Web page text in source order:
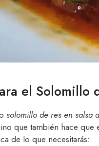
el Solomillo
solomillo de res en salsa
que también hace
de lo que necesitarás: